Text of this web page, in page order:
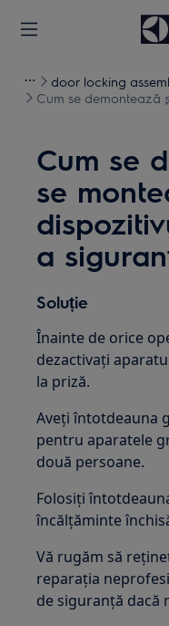
door locking
Cum se demontează
Cum se
se
a
Soluție
Înainte de orice
dezactivați
la priză.
Aveți întotdeauna
pentru aparatele
două persoane.
Folosiți
încălțăminte
Vă rugăm să
reparația
de siguranță dacă